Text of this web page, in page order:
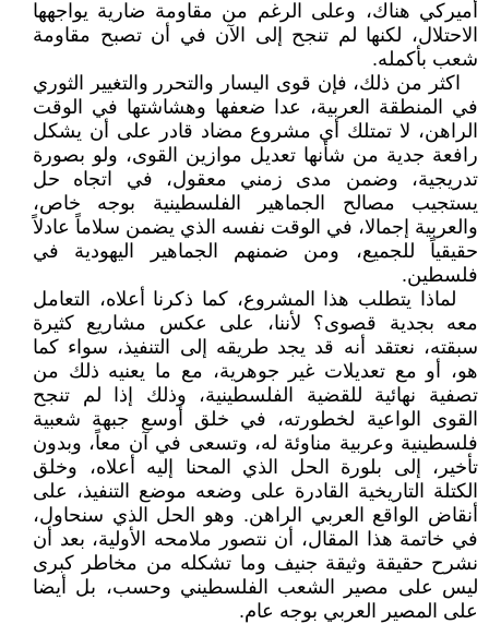
أميركي هناك، وعلى الرغم من مقاومة ضارية يواجهها
الاحتلال، لكنها لم تنجح إلى الآن في أن تصبح مقاومة
شعب بأكمله.
اكثر من ذلك، فإن قوى اليسار والتحرر والتغيير الثوري
في المنطقة العربية، عدا ضعفها وهشاشتها في الوقت
الراهن، لا تمتلك أي مشروع مضاد قادر على أن يشكل
رافعة جدية من شأنها تعديل موازين القوى، ولو بصورة
تدريجية، وضمن مدى زمني معقول، في اتجاه حل
يستجيب مصالح الجماهير الفلسطينية بوجه خاص،
والعربية إجمالا، في الوقت نفسه الذي يضمن سلاماً عادلاً
حقيقياً للجميع، ومن ضمنهم الجماهير اليهودية في
فلسطين.
لماذا يتطلب هذا المشروع، كما ذكرنا أعلاه، التعامل
معه بجدية قصوى؟ لأننا، على عكس مشاريع كثيرة
سبقته، نعتقد أنه قد يجد طريقه إلى التنفيذ، سواء كما
هو، أو مع تعديلات غير جوهرية، مع ما يعنيه ذلك من
تصفية نهائية للقضية الفلسطينية، وذلك إذا لم تنجح
القوى الواعية لخطورته، في خلق أوسع جبهة شعبية
فلسطينية وعربية مناوئة له، وتسعى في آن معاً، وبدون
تأخير، إلى بلورة الحل الذي المحنا إليه أعلاه، وخلق
الكتلة التاريخية القادرة على وضعه موضع التنفيذ، على
أنقاض الواقع العربي الراهن. وهو الحل الذي سنحاول،
في خاتمة هذا المقال، أن نتصور ملامحه الأولية، بعد أن
نشرح حقيقة وثيقة جنيف وما تشكله من مخاطر كبرى
ليس على مصير الشعب الفلسطيني وحسب، بل أيضا
على المصير العربي بوجه عام.